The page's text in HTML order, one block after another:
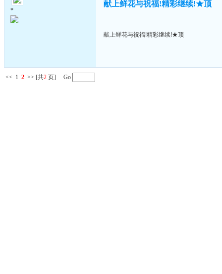
*
献上鲜花与祝福!精彩继续!★顶
献上鲜花与祝福!精彩继续!★顶
<< 1 2 >> [共2 页] Go